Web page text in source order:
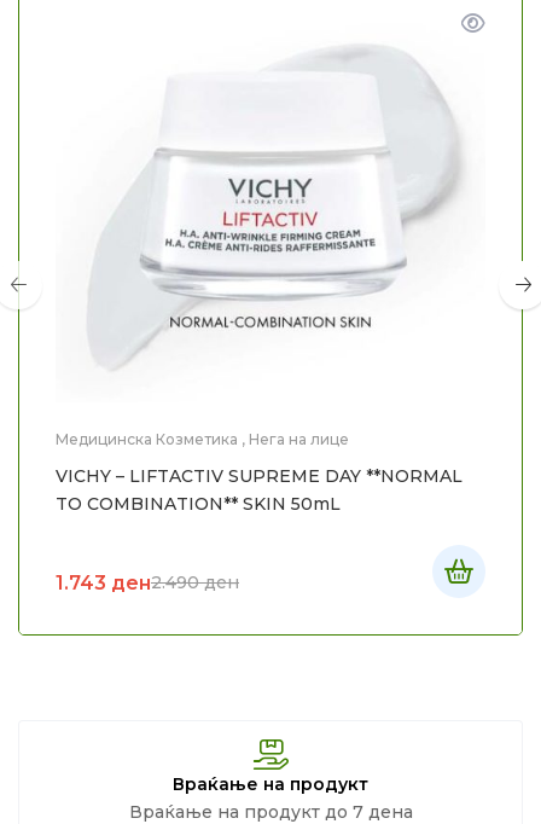
Медицинска Козметика , Нега на лице
VICHY – LIFTACTIV SUPREME DAY **NORMAL
TO COMBINATION** SKIN 50mL
2.490ден
1.743 ден
Враќање на продукт
Враќање на продукт до 7 дена